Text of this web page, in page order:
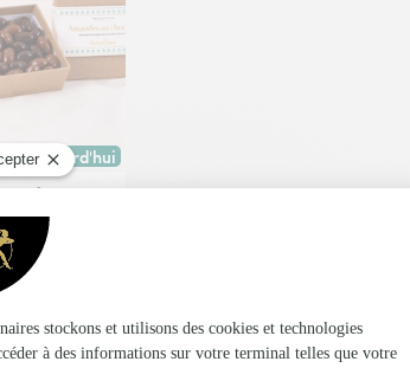
avant 17h) ou à la date de votre choix.
aujourd'hui
dès aujourd'hui (pour toute commande
au
14 produits vus sur 14